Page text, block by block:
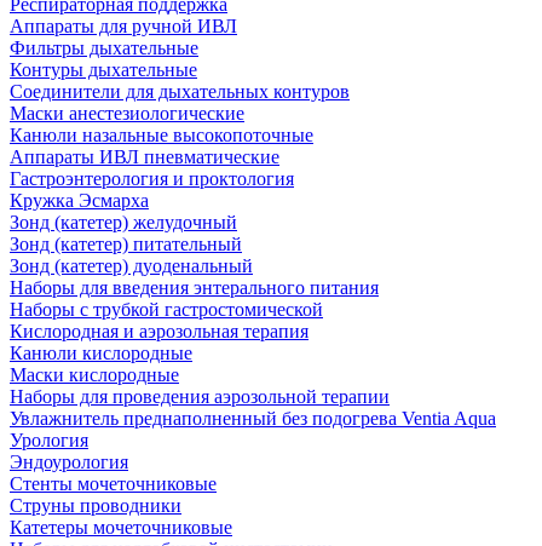
Респираторная поддержка
Аппараты для ручной ИВЛ
Фильтры дыхательные
Контуры дыхательные
Соединители для дыхательных контуров
Маски анестезиологические
Канюли назальные высокопоточные
Аппараты ИВЛ пневматические
Гастроэнтерология и проктология
Кружка Эсмарха
Зонд (катетер) желудочный
Зонд (катетер) питательный
Зонд (катетер) дуоденальный
Наборы для введения энтерального питания
Наборы с трубкой гастростомической
Кислородная и аэрозольная терапия
Канюли кислородные
Маски кислородные
Наборы для проведения аэрозольной терапии
Увлажнитель преднаполненный без подогрева Ventia Aqua
Урология
Эндоурология
Стенты мочеточниковые
Струны проводники
Катетеры мочеточниковые